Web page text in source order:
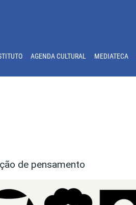
AGENDA CULTURAL MEDIATECA
de pensamento